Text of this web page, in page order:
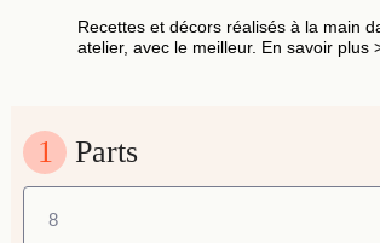
Recettes et décors réalisés à la main
atelier, avec le meilleur. En savoir plus
1 Parts